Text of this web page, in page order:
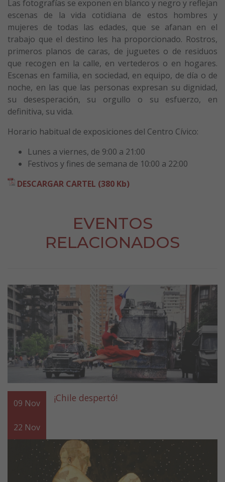
Las fotografías se exponen en blanco y negro y reflejan
escenas de la vida cotidiana de estos hombres y
mujeres de todas las edades, que se afanan en el
trabajo que el destino les ha proporcionado. Rostros,
primeros planos de caras, de juguetes o de residuos
que recogen en la calle, en vertederos o en hogares.
Escenas en familia, en sociedad, en equipo, de día o de
noche, en las que las personas expresan su dignidad,
su desesperación, su orgullo o su esfuerzo, en
definitiva, su vida.
Horario habitual de exposiciones del Centro Cívico:
Lunes a viernes, de 9:00 a 21:00
Festivos y fines de semana de 10:00 a 22:00
DESCARGAR CARTEL (380 Kb)
EVENTOS
RELACIONADOS
09 Nov
22 Nov
¡Chile despertó!